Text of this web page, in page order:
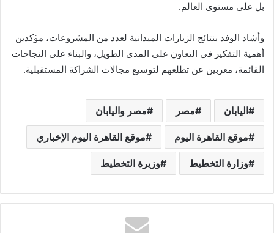
بل على مستوى العالم.
وأشاد الوفد بنتائج الزيارات الميدانية لعدد من المشروعات، مؤكدين
أهمية التفكير في التعاون على المدى الطويل، والبناء على النجاحات
القائمة، معربين عن تطلعهم لتوسيع مجالات الشراكة المستقبلية.
اليابان مصر مصر واليابان
موقع القاهرة اليوم موقع القاهرة اليوم الإخباري
وزارة التخطيط وزيرة التخطيط